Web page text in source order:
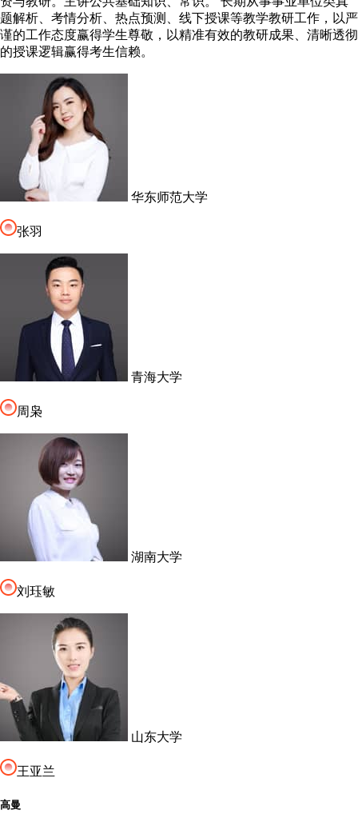
题解析、考情分析、热点预测、线下授课等教学教研工作，以严
谨的工作态度赢得学生尊敬，以精准有效的教研成果、清晰透彻
的授课逻辑赢得考生信赖。
华东师范大学
张羽
青海大学
周枭
湖南大学
刘珏敏
山东大学
王亚兰
高曼